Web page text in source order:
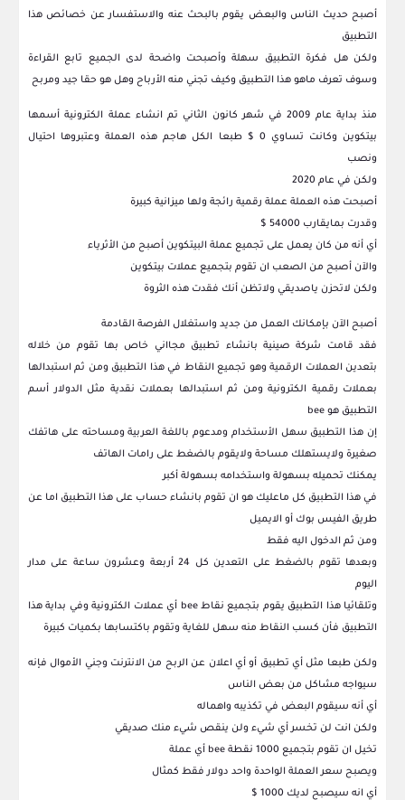
أصبح حديث الناس والبعض يقوم بالبحث عنه والاستفسار عن خصائص هذا
التطبيق
ولكن هل فكرة التطبيق سهلة وأصبحت واضحة لدى الجميع تابع القراءة
وسوف تعرف ماهو هذا التطبيق وكيف تجني منه الأرباح وهل هو حقا جيد ومربح
منذ بداية عام 2009 في شهر كانون الثاني تم انشاء عملة الكترونية أسمها
بيتكوين وكانت تساوي 0 $ طبعا الكل هاجم هذه العملة وعتبروها احتيال
ونصب
ولكن في عام 2020
أصبحت هذه العملة عملة رقمية رائجة ولها ميزانية كبيرة
وقدرت بمايقارب 54000 $
أي أنه من كان يعمل على تجميع عملة البيتكوين أصبح من الأثرياء
والآن أصبح من الصعب ان تقوم بتجميع عملات بيتكوين
ولكن لاتحزن ياصديقي ولاتظن أنك فقدت هذه الثروة
أصبح الآن بإمكانك العمل من جديد واستغلال الفرصة القادمة
فقد قامت شركة صينية بانشاء تطبيق مجااني خاص بها تقوم من خلاله
بتعدين العملات الرقمية وهو تجميع النقاط في هذا التطبيق ومن ثم استبدالها
بعملات رقمية الكترونية ومن ثم استبدالها بعملات نقدية مثل الدولار أسم
التطبيق هو bee
إن هذا التطبيق سهل الأستخدام ومدعوم باللغة العربية ومساحته على هاتفك
صغيرة ولايستهلك مساحة ولايقوم بالضغط على رامات الهاتف
يمكنك تحميله بسهولة واستخدامه بسهولة أكبر
في هذا التطبيق كل ماعليك هو ان تقوم بانشاء حساب على هذا التطبيق اما عن
طريق الفيس بوك أو الايميل
ومن ثم الدخول اليه فقط
وبعدها تقوم بالضغط على التعدين كل 24 أربعة وعشرون ساعة على مدار
اليوم
وتلقائيا هذا التطبيق يقوم بتجميع نقاط bee أي عملات الكترونية وفي بداية هذا
التطبيق فأن كسب النقاط منه سهل للغاية وتقوم باكتسابها بكميات كبيرة
ولكن طبعا مثل أي تطبيق أو أي اعلان عن الربح من الانترنت وجني الأموال فإنه
سيواجه مشاكل من بعض الناس
أي أنه سيقوم البعض في تكذيبه واهماله
ولكن انت لن تخسر أي شيء ولن ينقص شيء منك صديقي
تخيل ان تقوم بتجميع 1000 نقطة bee أي عملة
ويصبح سعر العملة الواحدة واحد دولار فقط كمثال
أي انه سيصبح لديك 1000 $